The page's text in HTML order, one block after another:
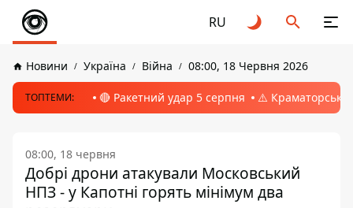
RU
Новини Україна Війна 08:00, 18 Червня 2026
ТОПТЕМИ: 🔴 Ракетний удар 5 серпня ⚠️ Краматорськ,
08:00, 18 червня
Добрі дрони атакували Московський
НПЗ - у Капотні горять мінімум два